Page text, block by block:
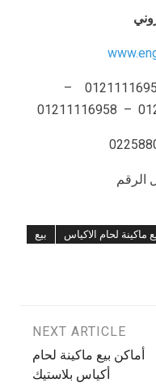
موبايل: 01211116954 – 01211116955 –
ماكينة لحام الاكياس
بيع
NEXT ARTICLE
أماكن بيع ماكينة لحام
أكياس بلاستيك